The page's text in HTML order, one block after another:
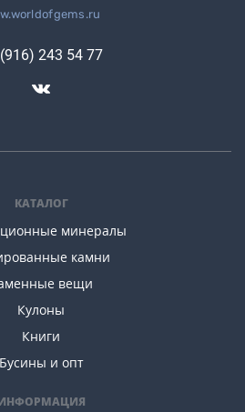
КАТАЛОГ
минералы
камни
вещи
Кулоны
Книги
Бусины и опт
243 54 77